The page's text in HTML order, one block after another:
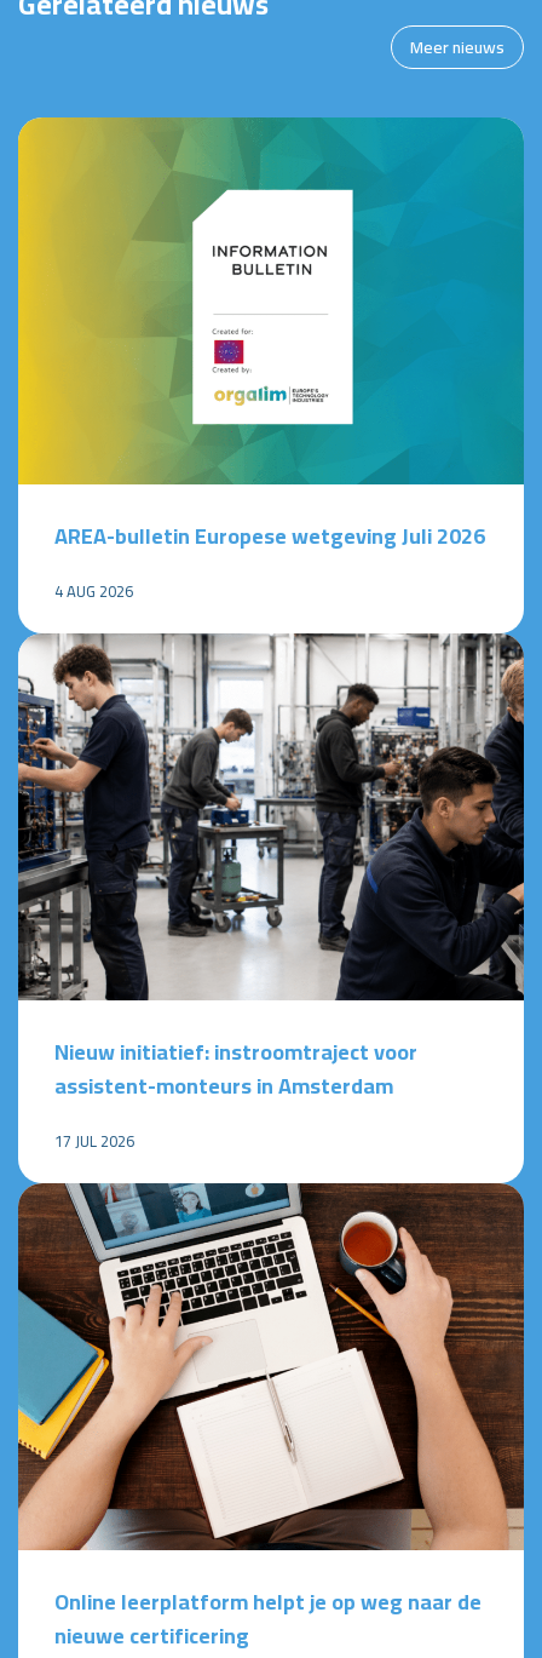
Meer nieuws
AREA-bulletin Europese wetgeving Juli 2026
4 AUG 2026
Nieuw initiatief: instroomtraject voor
assistent-monteurs in Amsterdam
17 JUL 2026
Online leerplatform helpt je op weg naar de
nieuwe certificering